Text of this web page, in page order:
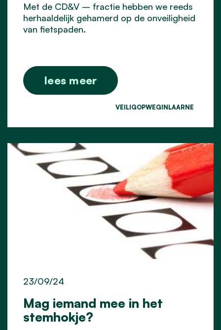
Met de CD&V – fractie hebben we reeds
herhaaldelijk gehamerd op de onveiligheid
van fietspaden.
lees meer
VEILIGOPWEGINLAARNE
Mag iemand mee in het
stemhokje?
23/09/24